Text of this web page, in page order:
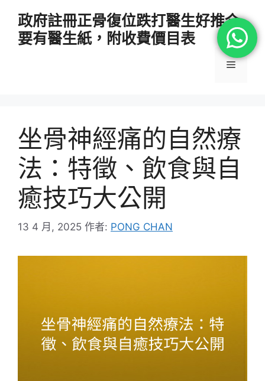
政府註冊正骨復位跌打醫生好推介
要有醫生紙，附收費價目表
選
坐骨神經痛的自然療
法：特徵、飲食與自
癒技巧大公開
13 4 月, 2025 作者: PONG CHAN